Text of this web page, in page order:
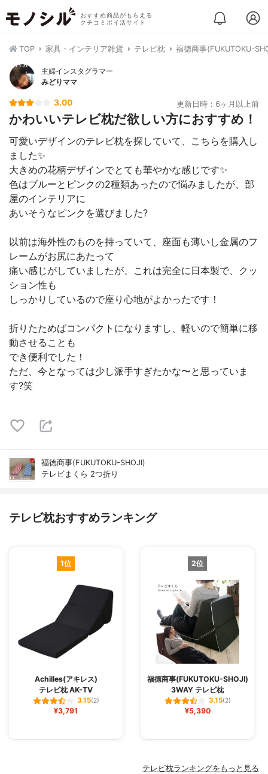
おすすめ商品がもらえる
クチコミポイ活サイト
TOP 家具・インテリア雑貨 テレビ枕 福徳商事(FUKUTOKU-
主婦インスタグラマー
みどりママ
3.00 更新日時：6ヶ月以上前
かわいいテレビ枕だ欲しい方におすすめ！
可愛いデザインのテレビ枕を探していて、こちらを購入し
ました✨
大きめの花柄デザインでとても華やかな感じです✨
色はブルーとピンクの2種類あったので悩みましたが、部
屋のインテリアに
あいそうなピンクを選びました?
以前は海外性のものを持っていて、座面も薄いし金属のフ
レームがお尻にあたって
痛い感じがしていましたが、これは完全に日本製で、クッ
ション性も
しっかりしているので座り心地がよかったです！
折りたためばコンパクトになりますし、軽いので簡単に移
動させることも
でき便利でした！
ただ、今となっては少し派手すぎたかな〜と思っていま
す?笑
福徳商事(FUKUTOKU-SHOJI)
テレビまくら 2つ折り
テレビ枕おすすめランキング
1位
Achilles(アキレス)
テレビ枕 AK-TV
3.15(2)
¥3,791
2位
福徳商事(FUKUTOKU-SHOJI)
3WAY テレビ枕
3.15(2)
¥5,390
テレビ枕ランキングをもっと見る